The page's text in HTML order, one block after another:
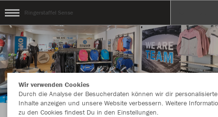
Ringerstaffel Sense
Wir verwenden Cookies
Durch die Analyse der Besucherdaten können wir dir personalisierte
Inhalte anzeigen und unsere Website verbessern. Weitere
zu den Cookies findest Du in den Einstellungen.